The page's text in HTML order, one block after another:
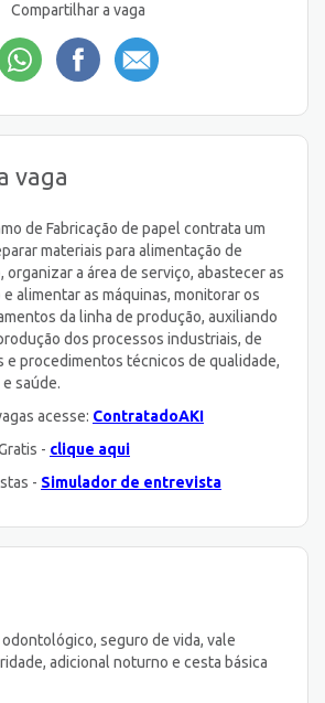
Compartilhar a vaga
vaga
de Fabricação de papel contrata um
materiais para alimentação de
organizar a área de serviço, abastecer as
alimentar as máquinas, monitorar os
da linha de produção, auxiliando
dos processos industriais, de
e procedimentos técnicos de qualidade,
saúde.
acesse: ContratadoAKI
- clique aqui
- Simulador de entrevista
seguro de vida, vale
adicional noturno e cesta básica